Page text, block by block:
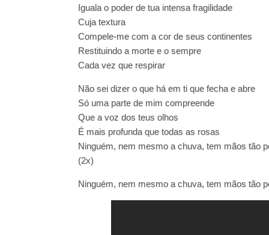
Iguala o poder de tua intensa fragilidade
Cuja textura
Compele-me com a cor de seus continentes
Restituindo a morte e o sempre
Cada vez que respirar
Não sei dizer o que há em ti que fecha e abre
Só uma parte de mim compreende
Que a voz dos teus olhos
É mais profunda que todas as rosas
Ninguém, nem mesmo a chuva, tem mãos tão
(2x)
Ninguém, nem mesmo a chuva, tem mãos tão